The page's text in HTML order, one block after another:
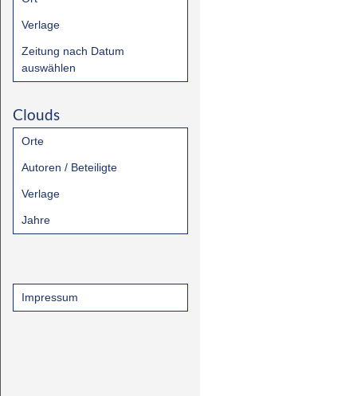
Verlage
Zeitung nach Datum
auswählen
Clouds
Orte
Autoren / Beteiligte
Verlage
Jahre
Impressum